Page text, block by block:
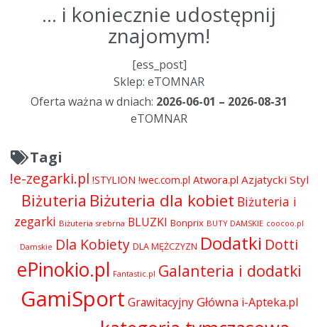
... i koniecznie udostępnij
znajomym!
[ess_post]
Sklep: eTOMNAR
Oferta ważna w dniach: 2026-06-01 – 2026-08-31
eTOMNAR
Tagi
!e-zegarki.pl !STYLION !wec.com.pl Atwora.pl Azjatycki Styl
Biżuteria Biżuteria dla kobiet Biżuteria i
zegarki Biżuteria srebrna BLUZKI Bonprix BUTY DAMSKIE coocoo.pl
Damskie Dla Kobiety DLA MĘŻCZYZN Dodatki Dotti
ePinokio.pl Fantastic.pl Galanteria i dodatki
GamiSport Grawitacyjny Główna i-Apteka.pl